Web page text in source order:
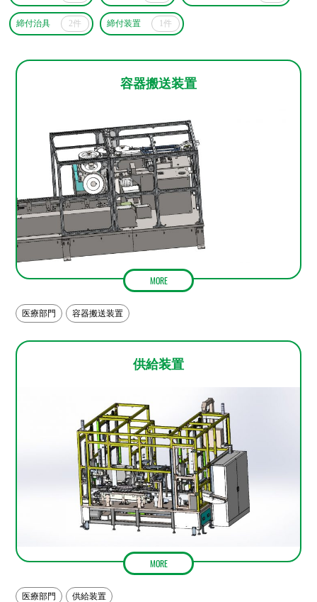
締付治具 2件 締付装置 1件
容器搬送装置
MORE
医療部門 容器搬送装置
供給装置
MORE
医療部門 供給装置